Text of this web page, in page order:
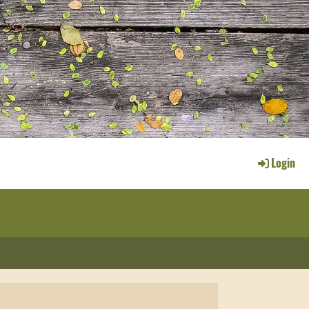
Login